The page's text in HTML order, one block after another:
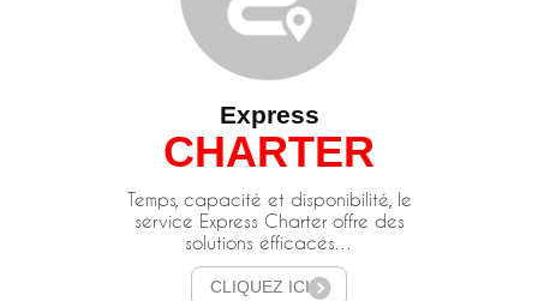
Express
CHARTER
Temps, capacité et disponibilité, le
service Express Charter offre des
solutions efficaces…
CLIQUEZ ICI